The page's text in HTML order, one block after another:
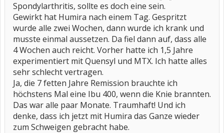
Spondylarthritis, sollte es doch eine sein.
Gewirkt hat Humira nach einem Tag. Gespritzt
wurde alle zwei Wochen, dann wurde ich krank und
musste einmal aussetzen. Da fiel dann auf, dass alle
4 Wochen auch reicht. Vorher hatte ich 1,5 Jahre
experimentiert mit Quensyl und MTX. Ich hatte alles
sehr schlecht vertragen.
Ja, die 7 fetten Jahre Remission brauchte ich
höchstens Mal eine Ibu 400, wenn die Knie brannten.
Das war alle paar Monate. Traumhaft! Und ich
denke, dass ich jetzt mit Humira das Ganze wieder
zum Schweigen gebracht habe.